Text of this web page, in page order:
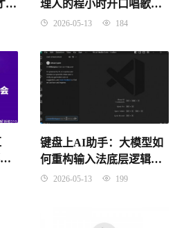
能
理人的程小时开口唱歌，
这波操作我直呼好家伙！
2026-05-13 184
键盘上AI助手：大模型如
何重构输入法底层逻辑
（2026年4月10日）
2026-05-13 199